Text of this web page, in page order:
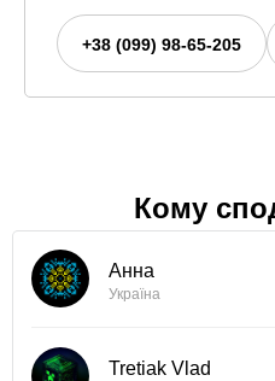
+38 (099) 98-65-205
Кому
Анна
Україна
Tretiak Vlad